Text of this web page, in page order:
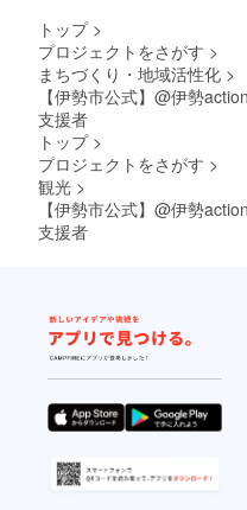
トップ >
プロジェクトをさがす >
まちづくり・地域活性化 >
【伊勢市公式】@伊勢
支援者
トップ >
プロジェクトをさがす >
観光 >
【伊勢市公式】@伊勢
支援者